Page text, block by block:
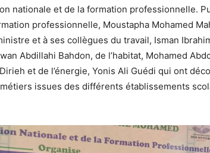
nationale et de la formation professionnelle.
professionnelle, Moustapha Mohamed
et à ses collègues du travail, Isman
Abdillahi Bahdon, de l’habitat, Mohamed
et de l’énergie, Yonis Ali Guédi qui ont
issues des différents établissements